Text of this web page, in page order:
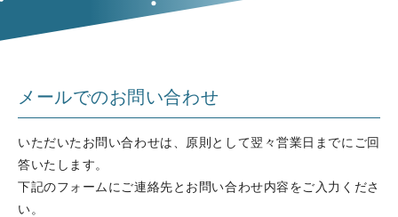
メールでのお問い合わせ
いただいたお問い合わせは、原則として翌々営業日までにご回
答いたします。
下記のフォームにご連絡先とお問い合わせ内容をご入力くださ
い。